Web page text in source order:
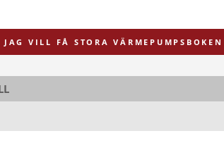
JAG VILL FÅ STORA